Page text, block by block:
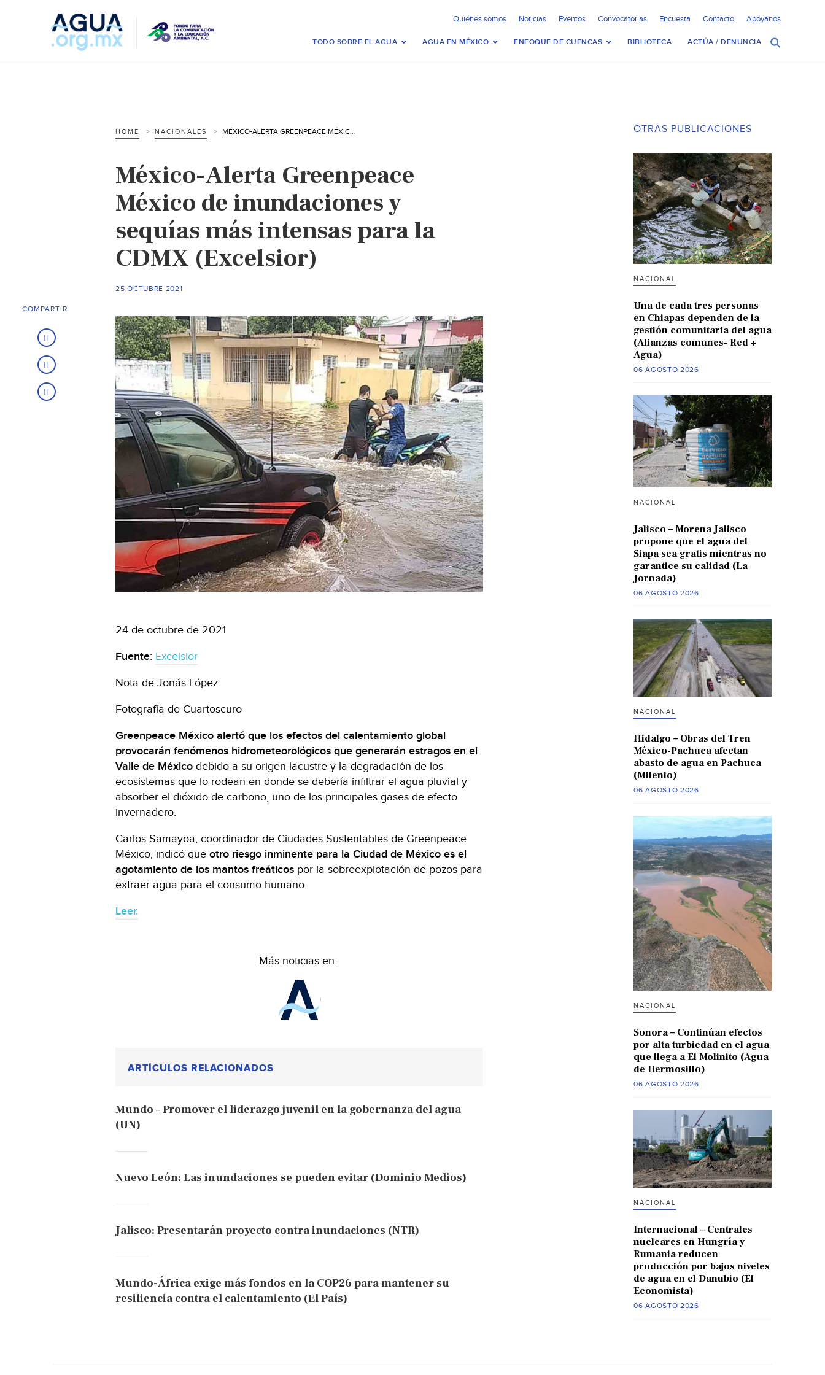
Quiénes somos Noticias Eventos Convocatorias Encuesta Contacto Apóyanos
TODO SOBRE EL AGUA AGUA EN MÉXICO ENFOQUE DE CUENCAS BIBLIOTECA ACTÚA / DENUNCIA
HOME NACIONALES MÉXICO-ALERTA GREENPEACE MÉXICO DE INUNDACIONES Y SEQUÍAS MÁS INTENSAS PARA LA CDMX (EXCELSIOR)
México-Alerta Greenpeace
México de inundaciones y
sequías más intensas para la
CDMX (Excelsior)
25 OCTUBRE 2021
24 de octubre de 2021
Fuente: Excelsior
Nota de Jonás López
Fotografía de Cuartoscuro
Greenpeace México alertó que los efectos del calentamiento global
provocarán fenómenos hidrometeorológicos que generarán estragos en el
Valle de México debido a su origen lacustre y la degradación de los
ecosistemas que lo rodean en donde se debería infiltrar el agua pluvial y
absorber el dióxido de carbono, uno de los principales gases de efecto
invernadero.
Carlos Samayoa, coordinador de Ciudades Sustentables de Greenpeace
México, indicó que otro riesgo inminente para la Ciudad de México es el
agotamiento de los mantos freáticos por la sobreexplotación de pozos para
extraer agua para el consumo humano.
Leer.
Más noticias en:
ARTÍCULOS RELACIONADOS
Mundo – Promover el liderazgo juvenil en la gobernanza del agua
(UN)
Nuevo León: Las inundaciones se pueden evitar (Dominio Medios)
Jalisco: Presentarán proyecto contra inundaciones (NTR)
Mundo-África exige más fondos en la COP26 para mantener su
resiliencia contra el calentamiento (El País)
COMPARTIR
OTRAS PUBLICACIONES
NACIONAL
Una de cada tres personas
en Chiapas dependen de la
gestión comunitaria del agua
(Alianzas comunes- Red +
Agua)
06 AGOSTO 2026
NACIONAL
Jalisco – Morena Jalisco
propone que el agua del
Siapa sea gratis mientras no
garantice su calidad (La
Jornada)
06 AGOSTO 2026
NACIONAL
Hidalgo – Obras del Tren
México-Pachuca afectan
abasto de agua en Pachuca
(Milenio)
06 AGOSTO 2026
NACIONAL
Sonora – Continúan efectos
por alta turbiedad en el agua
que llega a El Molinito (Agua
de Hermosillo)
06 AGOSTO 2026
NACIONAL
Internacional – Centrales
nucleares en Hungría y
Rumania reducen
producción por bajos niveles
de agua en el Danubio (El
Economista)
06 AGOSTO 2026